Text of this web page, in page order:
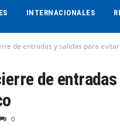
INTERNACIONALES
de entradas y salidas para
de
0